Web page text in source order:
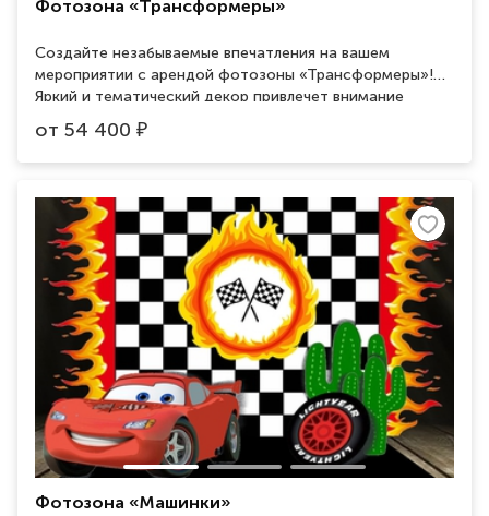
Фотозона «Трансформеры»
Создайте незабываемые впечатления на вашем
мероприятии с арендой фотозоны «Трансформеры»!
Яркий и тематический декор привлечет внимание
гостей любого возраста. Идеально подходит для
детских праздников, корпоративов и других событий.
Захватывающие фотографии и море положительных
«Трансформеры» и подарите своим гостям
незабываемое приключение!
от 54 400 ₽
Фотозона «Машинки»